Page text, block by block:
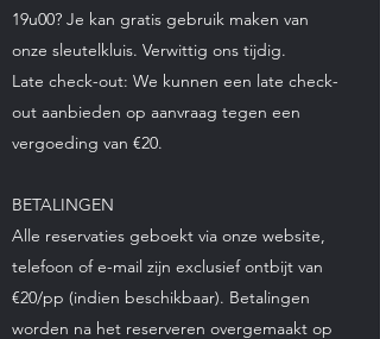
19u00? Je kan gratis gebruik maken van
onze sleutelkluis. Verwittig ons tijdig.
Late check-out: We kunnen een late check-
out aanbieden op aanvraag tegen een
vergoeding van €20.
BETALINGEN
Alle reservaties geboekt via onze website,
telefoon of e-mail zijn exclusief ontbijt van
€20/pp (indien beschikbaar). Betalingen
worden na het reserveren overgemaakt op